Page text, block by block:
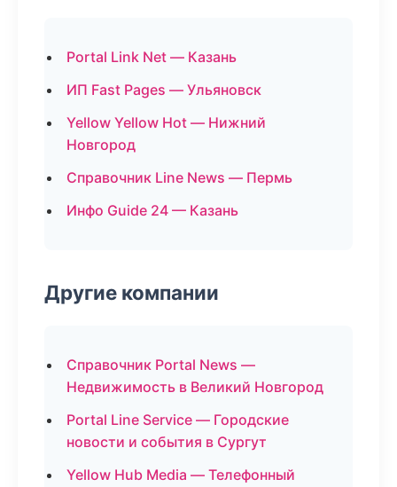
Portal Link Net — Казань
ИП Fast Pages — Ульяновск
Yellow Yellow Hot — Нижний
Новгород
Справочник Line News — Пермь
Инфо Guide 24 — Казань
Другие компании
Справочник Portal News —
Недвижимость в Великий Новгород
Portal Line Service — Городские
новости и события в Сургут
Yellow Hub Media — Телефонный